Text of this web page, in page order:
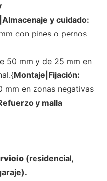
y cuidado:
con pines o pernos
50 mm y de 25 mm en
Montaje|Fijación:
mm en zonas negativas
y malla
(residencial,